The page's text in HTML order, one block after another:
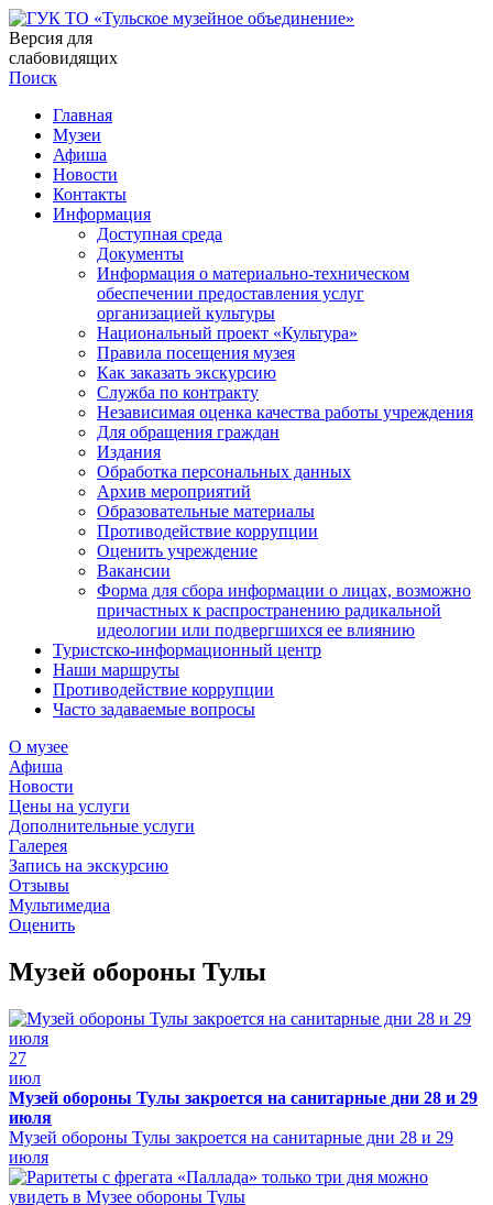
Версия для
слабовидящих
Поиск
Главная
Музеи
Афиша
Новости
Контакты
Информация
Доступная среда
Документы
Информация о материально-техническом
обеспечении предоставления услуг
организацией культуры
Национальный проект «Культура»
Правила посещения музея
Как заказать экскурсию
Служба по контракту
Независимая оценка качества работы учреждения
Для обращения граждан
Издания
Обработка персональных данных
Архив мероприятий
Образовательные материалы
Противодействие коррупции
Оценить учреждение
Вакансии
Форма для сбора информации о лицах, возможно
причастных к распространению радикальной
идеологии или подвергшихся ее влиянию
Туристско-информационный центр
Наши маршруты
Противодействие коррупции
Часто задаваемые вопросы
О музее
Афиша
Новости
Цены на услуги
Дополнительные услуги
Галерея
Запись на экскурсию
Отзывы
Мультимедиа
Оценить
Музей обороны Тулы
27
июл
Музей обороны Тулы закроется на санитарные дни 28 и 29
июля
Музей обороны Тулы закроется на санитарные дни 28 и 29
июля